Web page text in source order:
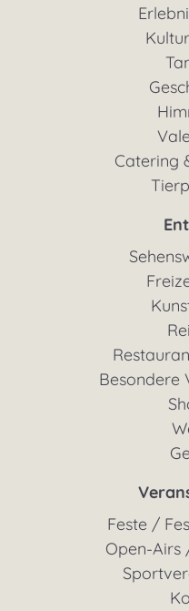
Catering
Besondere
Feste /
Open-Airs